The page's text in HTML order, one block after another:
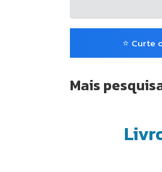
⭐ Curte
Mais